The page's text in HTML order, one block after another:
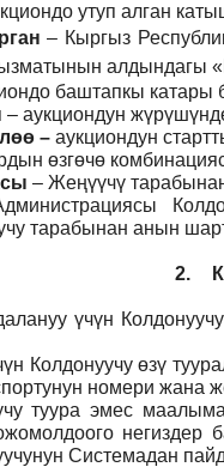
утуп алган
– Кыргыз
алдындагы
баштапкы катары
– аукциондун
– аукциондун
өзгөчө
– Жеңүүчү
сы
тарабынан анын
2.
үчүн
Колдонуучу өзү
номери жана
туура эмес
Системадан